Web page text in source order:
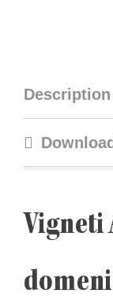
Description
Vigneti